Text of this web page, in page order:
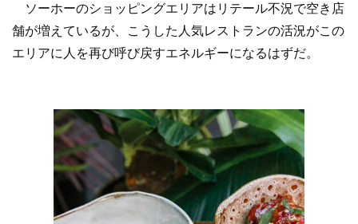
ソーホーのショッピングエリアはリテール不況で空き店
舗が増えているが、こうした人気レストランの活況がこの
エリアに人を再び呼び戻すエネルギーになるはずだ。